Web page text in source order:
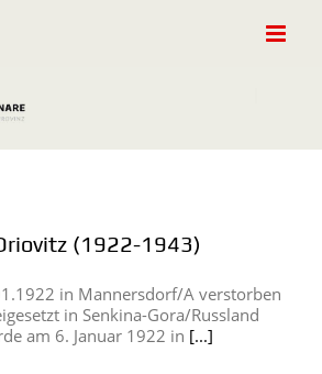
(1922-1943)
in Mannersdorf/A verstorben
in Senkina-Gora/Russland
am 6. Januar 1922 in [...]